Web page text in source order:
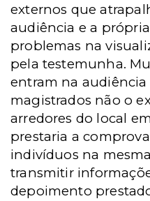
externos que
audiência e a
problemas na
pela testemunha.
entram na
magistrados não o
arredores do local
prestaria a
indivíduos na
transmitir
depoimento